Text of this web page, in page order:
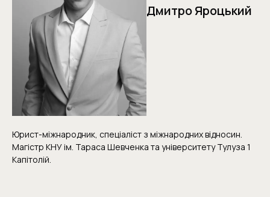
Дмитро Яроцький
Юрист-міжнародник, спеціаліст з міжнародних відносин.
Магістр КНУ ім. Тараса Шевченка та університету Тулуза 1
Капітолій.